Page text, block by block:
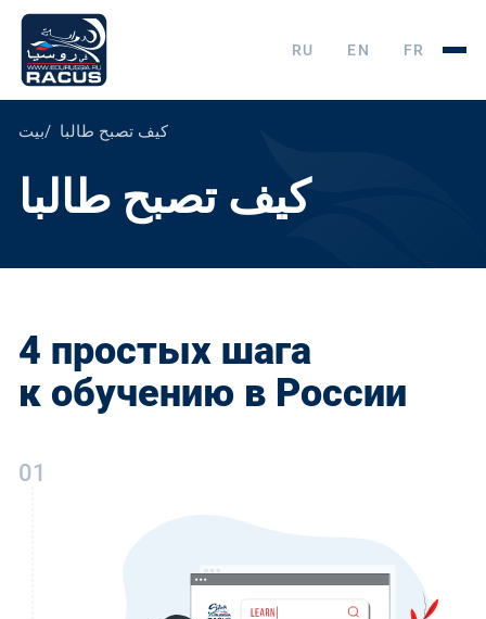
RU EN FR
بيت كيف تصبح طالبا
كيف تصبح طالبا
4 простых шага
к обучению в России
01